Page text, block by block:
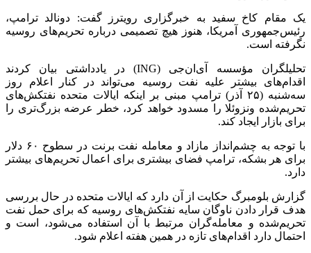
یک مقام کاخ سفید به خبرگزاری رویترز گفت: دونالد ترامپ،
رئیس‌جمهوری آمریکا، هنوز هیچ تصمیمی درباره تحریم‌های روسیه
نگرفته است.
تحلیلگران مؤسسه آی‌ان‌جی
(ING) در یادداشتی بیان کردند
اقدام‌های بیشتر علیه نفت روسیه می‌تواند در کنار اعلام روز
سه‌شنبه (۲۵ آذر) ترامپ مبنی بر اینکه ایالات متحده نفتکش‌های
تحریم‌شده ونزوئلا را مسدود خواهد کرد، خطر عرضه بزرگ‌تری را
برای بازار ایجاد کند.
با توجه به چشم‌انداز مازاد و معامله نفت برنت
در سطوح ۶۰ دلار
برای هر بشکه، ترامپ فضای بیشتری برای اعمال تحریم‌های بیشتر
دارد.
گزارش بلومبرگ حکایت از آن دارد که ایالات متحده در حال بررسی
هدف قرار دادن ناوگان سایه نفتکش‌های روسیه که برای حمل نفت
تحریم‌شده و معامله‌گران مرتبط با آن استفاده می‌شود، است و
احتمال دارد اقدام‌های تازه در همین هفته اعلام شود.